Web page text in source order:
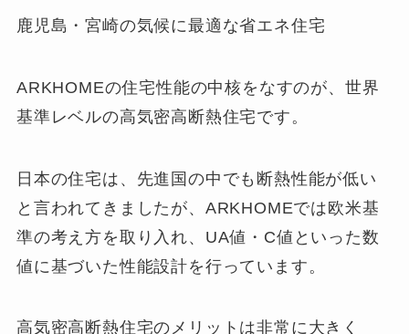
鹿児島・宮崎の気候に最適な省エネ住宅
ARKHOMEの住宅性能の中核をなすのが、世界
基準レベルの高気密高断熱住宅です。
日本の住宅は、先進国の中でも断熱性能が低い
と言われてきましたが、ARKHOMEでは欧米基
準の考え方を取り入れ、UA値・C値といった数
値に基づいた性能設計を行っています。
高気密高断熱住宅のメリットは非常に大きく